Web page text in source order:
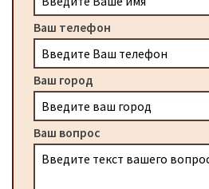
Ваш телефон
Ваш город
Ваш вопрос